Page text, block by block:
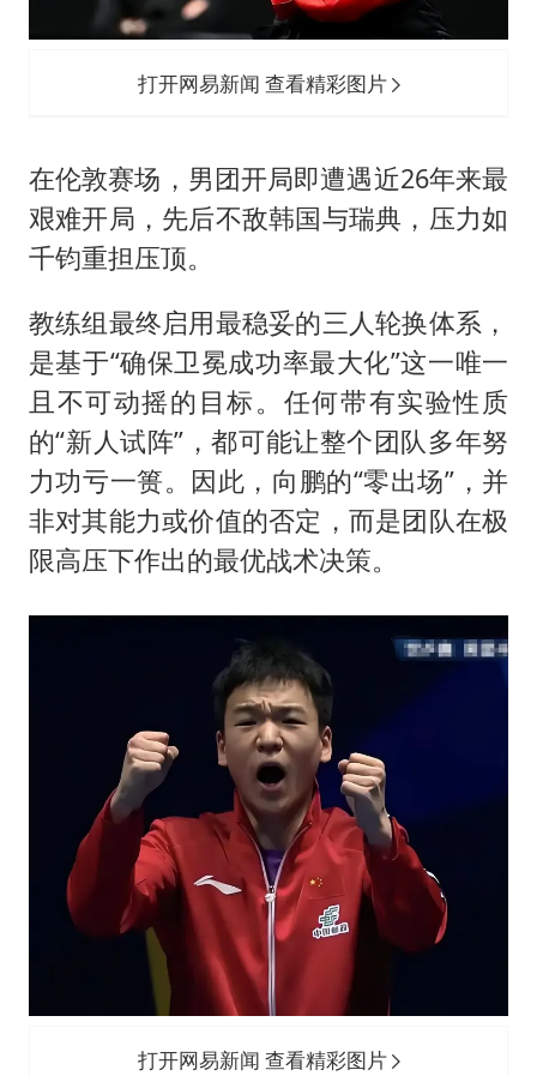
打开网易新闻 查看精彩图片
在伦敦赛场，男团开局即遭遇近26年来最
艰难开局，先后不敌韩国与瑞典，压力如
千钧重担压顶。
教练组最终启用最稳妥的三人轮换体系，
是基于“确保卫冕成功率最大化”这一唯一
且不可动摇的目标。任何带有实验性质
的“新人试阵”，都可能让整个团队多年努
力功亏一篑。因此，向鹏的“零出场”，并
非对其能力或价值的否定，而是团队在极
限高压下作出的最优战术决策。
打开网易新闻 查看精彩图片